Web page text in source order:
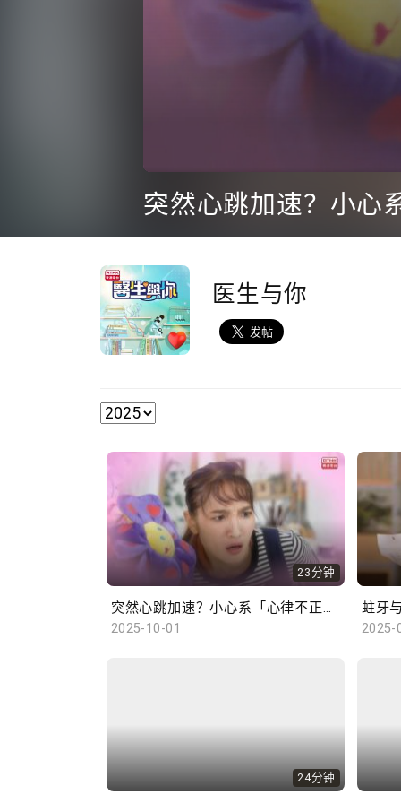
seconds
of
minutes,
seconds
90%
突然心跳加速？小心
医生与你
23分钟
2025-10-01
蛀牙
2025-
24分钟